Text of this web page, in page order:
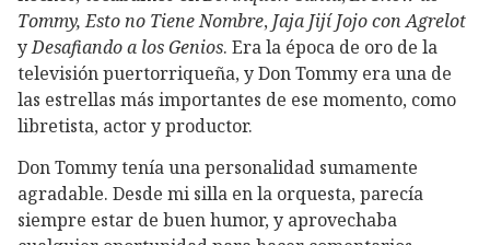
Tommy, Esto no Tiene Nombre, Jaja Jijí Jojo con Agrelot
yDesafiando a los Genios. Era la época de oro de la
televisión puertorriqueña, y Don Tommy era una de
las estrellas más importantes de ese momento, como
libretista, actor y productor.
Don Tommy tenía una personalidad sumamente
agradable. Desde mi silla en la orquesta, parecía
siempre estar de buen humor, y aprovechaba